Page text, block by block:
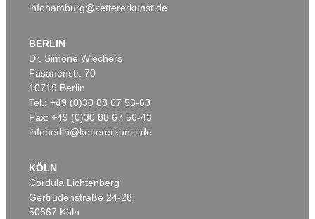
Auktion 542 - Lot 51.10
GUSTAV KLIMT
Das Werk, 1918
Ergebnis:€ 72.500
Ergebnis:
infohamburg@kettererkunst.de
BERLIN
Dr. Simone Wiechers
Fasanenstr. 70
10719 Berlin
Tel.: +49 (0)30 88 67 53-63
Fax: +49 (0)30 88 67 56-43
infoberlin@kettererkunst.de
KÖLN
Cordula Lichtenberg
Gertrudenstraße 24-28
50667 Köln